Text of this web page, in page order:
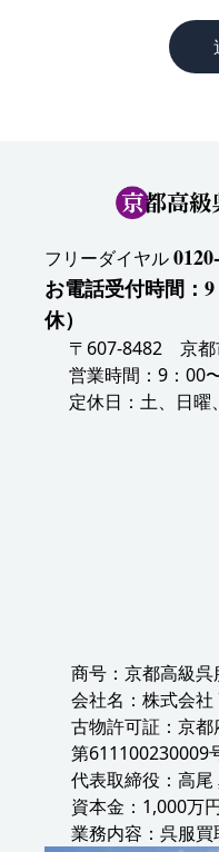
フリーダイヤル
お電話受付時間：
休）
〒607-8482 京都
営業時間：9：00
定休日：土、日曜
商号：京都高級
会社名：株式会社
古物許可証：京
第611100230009
代表取締役：高尾
資本金：1,000万
業務内容：呉服